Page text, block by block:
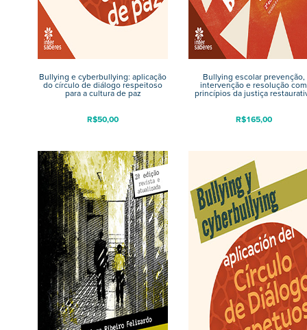
Bullying e cyberbullying: aplicação
do círculo de diálogo respeitoso
para a cultura de paz
R$50,00
Bullying escolar prevenção,
intervenção e resolução com
princípios da justiça
R$165,00